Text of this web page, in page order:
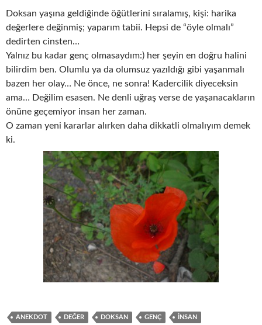
Doksan yaşına geldiğinde öğütlerini sıralamış, kişi: harika
değerlere değinmiş; yaparım tabii. Hepsi de “öyle olmalı”
dedirten cinsten…
Yalnız bu kadar genç olmasaydım:) her şeyin en doğru halini
bilirdim ben. Olumlu ya da olumsuz yazıldığı gibi yaşanmalı
bazen her olay… Ne önce, ne sonra! Kadercilik diyeceksin
ama… Değilim esasen. Ne denli uğraş verse de yaşanacakların
önüne geçemiyor insan her zaman.
O zaman yeni kararlar alırken daha dikkatli olmalıyım demek
ki.
ANEKDOT DEĞER DOKSAN GENÇ INSAN